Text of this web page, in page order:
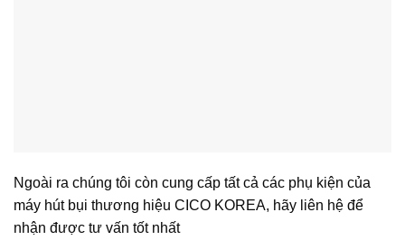
Ngoài ra chúng tôi còn cung cấp tất cả các phụ kiện của
máy hút bụi thương hiệu CICO KOREA, hãy liên hệ để
nhận được tư vấn tốt nhất